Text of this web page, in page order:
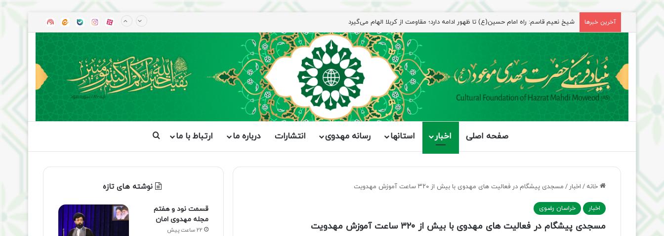
آخرین خبرها راهپیمایی اربعین، رزمایش منتظران ظهور آپاراتاینستاگرام
بله ایتا
صفحه اصلی اخبار استانها رسانه مهدوی انتشارات درباره ما ارتباط با ما جستجو برای
خانه / اخبار / مسجدی پیشگام در فعالیت های مهدوی با بیش از ۳۲۰ ساعت آموزش مهدویت
اخبار خراسان رضوی
مسجدی پیشگام در فعالیت های مهدوی با بیش از ۳۲۰ ساعت آموزش مهدویت
نوشته های تازه
قسمت نود و هفتم
مجله مهدوی امان
22 ساعت پیش